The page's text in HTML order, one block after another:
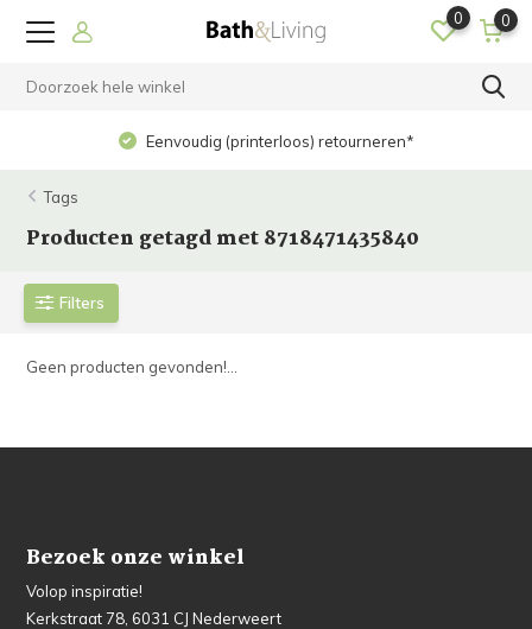
0 0
Eenvoudig (printerloos) retourneren*
Tags
Producten getagd met 8718471435840
Filters
Geen producten gevonden!...
Bezoek onze winkel
Volop inspiratie!
Kerkstraat 78, 6031 CJ Nederweert